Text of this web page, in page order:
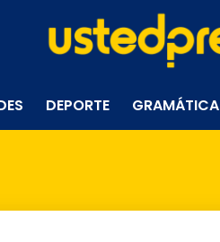
DEPORTE GRAMÁTICA